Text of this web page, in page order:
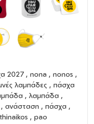
2027 , nona , nonos ,
λαμπάδες , πάσχα
, λαμπάδα ,
, ανάσταση , πάσχα ,
, pao